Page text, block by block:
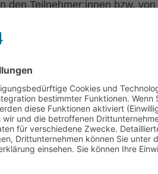
den Teilnehmer:innen bzw.
nicht im ÖZIV (ehrenamtlich)
-- Euro (inklusive
-- Euro (inklusive